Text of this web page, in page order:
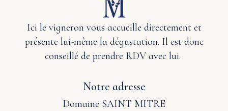
Ici le vigneron vous accueille directement et
présente lui-même la dégustation. Il est donc
conseillé de prendre RDV avec lui.
Notre adresse
Domaine SAINT MITRE